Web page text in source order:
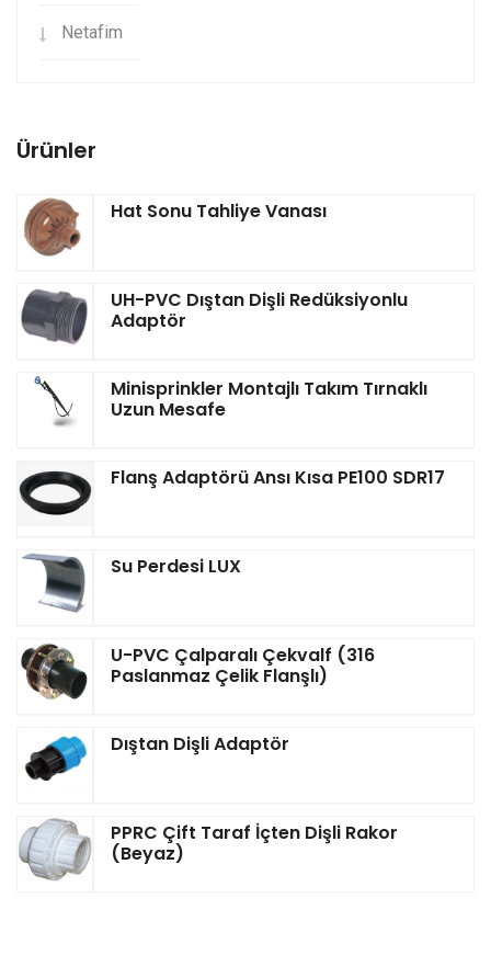
Netafim
Ürünler
Hat Sonu Tahliye Vanası
UH-PVC Dıştan Dişli Redüksiyonlu
Adaptör
Minisprinkler Montajlı Takım Tırnaklı
Uzun Mesafe
Flanş Adaptörü Ansı Kısa PE100 SDR17
Su Perdesi LUX
U-PVC Çalparalı Çekvalf (316
Paslanmaz Çelik Flanşlı)
Dıştan Dişli Adaptör
PPRC Çift Taraf İçten Dişli Rakor
(Beyaz)